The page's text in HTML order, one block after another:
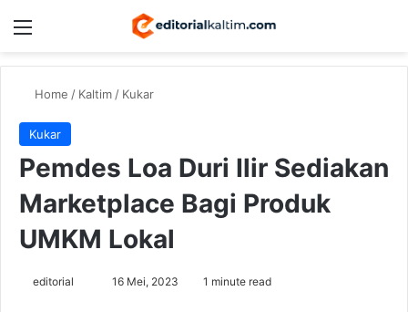
Menu
Home / Kaltim/ Kukar
Kukar
Pemdes Loa Duri Ilir Sediakan
Marketplace Bagi Produk
UMKM Lokal
editorial
Send16 Mei, 2023 1 minute read